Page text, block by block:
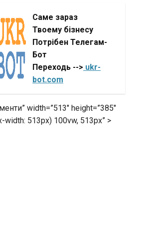
Саме зараз
Твоему бізнесу
Потрібен Телегам-
Бот
Переходь --> ukr-
bot.com
width=”513″ height=”385″
width: 513px) 100vw, 513px” >